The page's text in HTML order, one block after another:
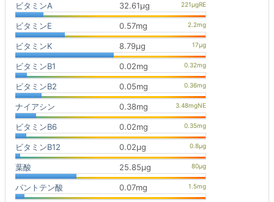
ビタミンA
32.61μg
ビタミンE 0.57mg
ビタミンK 8.79μg
ビタミンB1 0.02mg
ビタミンB2 0.05mg
ナイアシン 0.38mg
ビタミンB6 0.02mg
ビタミンB12 0.02μg
葉酸 25.85μg
パントテン酸 0.07mg